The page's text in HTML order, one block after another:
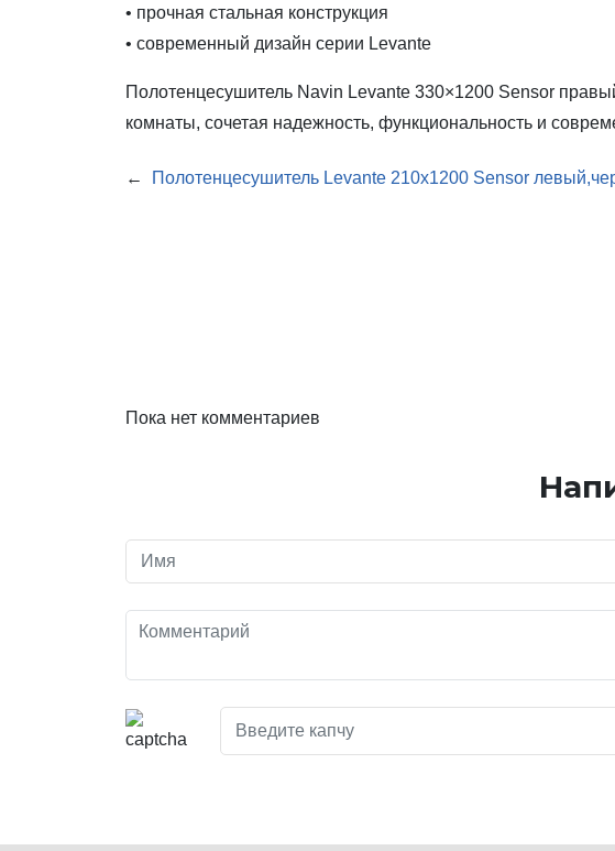
• прочная стальная конструкция
• современный дизайн серии Levante
Полотенцесушитель Navin Levante 330×1200 Sensor
комнаты, сочетая надежность, функциональность и
← Полотенцесушитель Levante 210х1200 Sensor
Пока нет комментариев